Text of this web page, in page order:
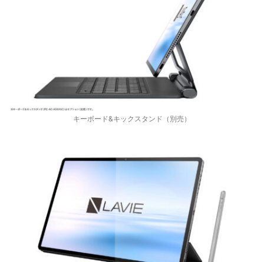
キーボード&キックスタンド（別売）